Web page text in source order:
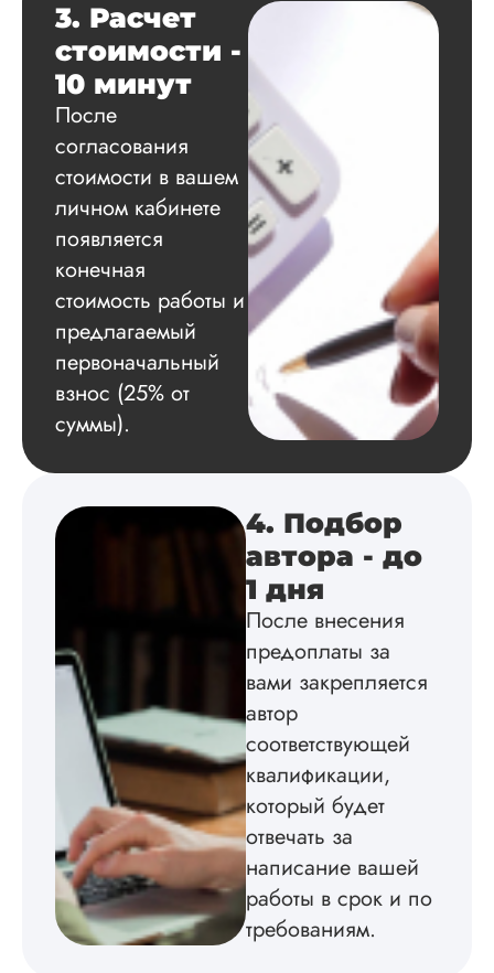
Благодарна.
Диссертация
2024-11-20
Удобная форма
оплаты, есть
официальный
работу выполнили
оговоренные
сдачи,
оформили в
соответствии с
Взаимодействие с
подробно
по всем вопросам.
Инна
Вид работы:
Диссертация
Дата:
Магистерскую
диссертацию по
философии
на твердую 5.
Грамотно
3. Расчет
стоимости -
10 минут
После
согласования
стоимости в вашем
личном кабинете
появляется
конечная
стоимость работы и
предлагаемый
первоначальный
взнос (25% от
суммы).
4. Подбор
автора - до
1 дня
После внесения
предоплаты за
вами закрепляется
автор
соответствующей
квалификации,
который будет
отвечать за
написание вашей
работы в срок и по
требованиям.